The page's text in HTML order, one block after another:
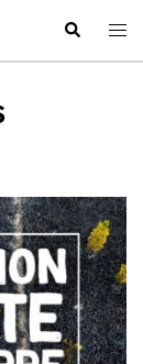
Rechercher